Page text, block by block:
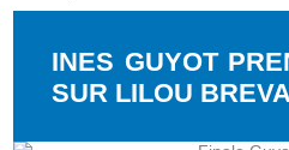
INES GUYOT
SUR LILOU